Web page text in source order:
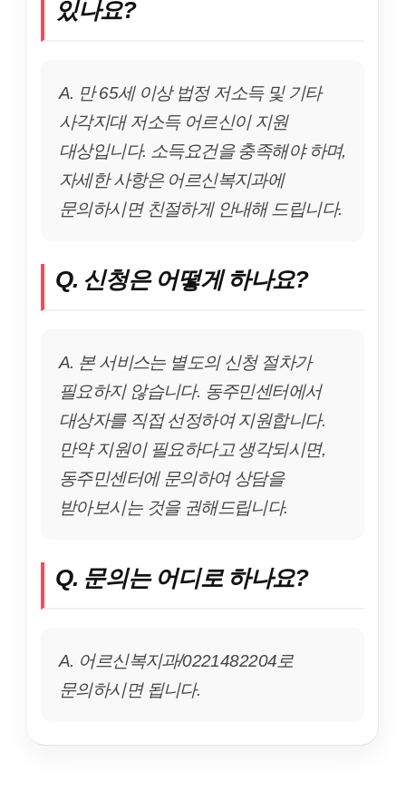
있나요?
A. 만 65세 이상 법정 저소득 및 기타
사각지대 저소득 어르신이 지원
대상입니다. 소득요건을 충족해야 하며,
자세한 사항은 어르신복지과에
문의하시면 친절하게 안내해 드립니다.
Q. 신청은 어떻게 하나요?
A. 본 서비스는 별도의 신청 절차가
필요하지 않습니다. 동주민센터에서
대상자를 직접 선정하여 지원합니다.
만약 지원이 필요하다고 생각되시면,
동주민센터에 문의하여 상담을
받아보시는 것을 권해드립니다.
Q. 문의는 어디로 하나요?
A. 어르신복지과/0221482204로
문의하시면 됩니다.